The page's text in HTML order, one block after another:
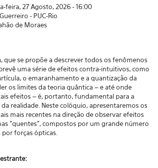
feira, 27 Agosto, 2026 - 16:00
- PUC-Rio
de Moraes
que se propõe a descrever todos os fenômenos
uma série de efeitos contra-intuitivos, como
o emaranhamento e a quantização da
os limites da teoria quântica – e até onde
efeitos – é, portanto, fundamental para a
realidade. Neste colóquio, apresentaremos os
mais recentes na direção de observar efeitos
"quentes", compostos por um grande número
forças ópticas.